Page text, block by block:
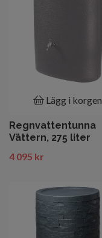
Lägg i korgen
Regnvattentunna
Vättern, 275 liter
4 095 kr